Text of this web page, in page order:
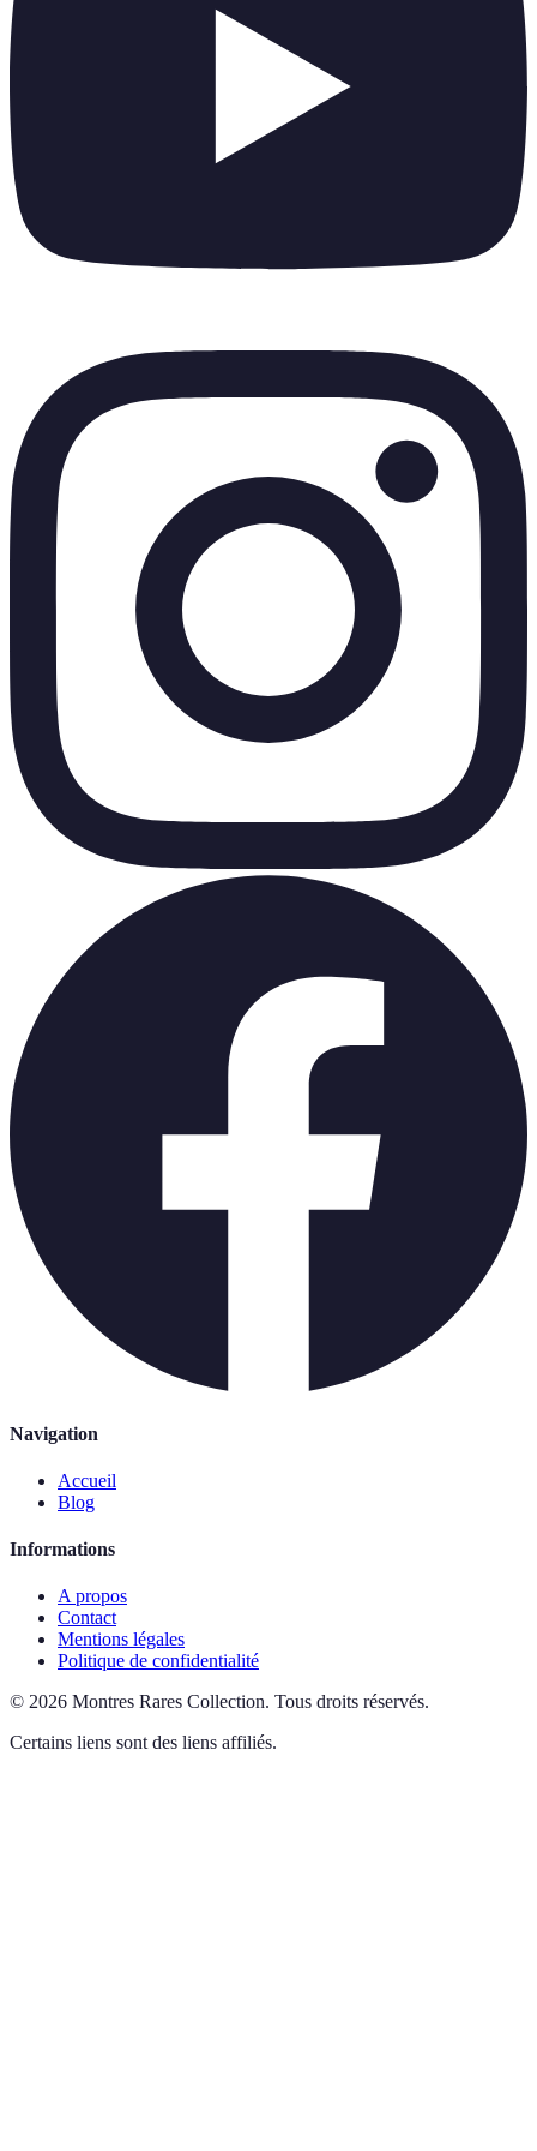
Navigation
Accueil
Blog
Informations
A propos
Contact
Mentions légales
Politique de confidentialité
© 2026 Montres Rares Collection. Tous droits réservés.
Certains liens sont des liens affiliés.